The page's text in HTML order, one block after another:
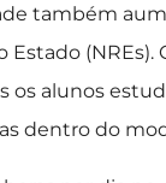
também
(NREs).
os alunos
dentro do